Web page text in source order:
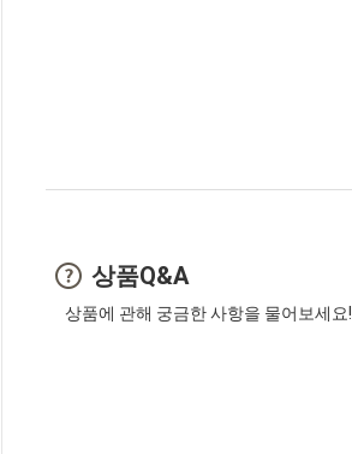
상품Q&A
상품에 관해 궁금한 사항을 물어보세요!